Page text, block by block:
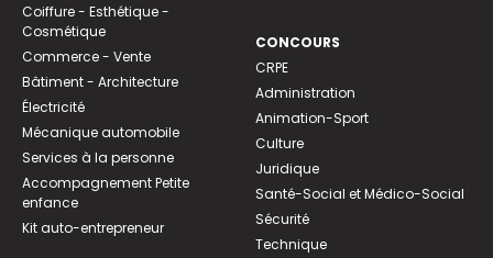
Coiffure - Esthétique -
Cosmétique
Commerce - Vente
Bâtiment - Architecture
Électricité
Mécanique automobile
Services à la personne
Accompagnement Petite
enfance
Kit auto-entrepreneur
CONCOURS
CRPE
Administration
Animation-Sport
Culture
Juridique
Santé-Social et Médico-Social
Sécurité
Technique